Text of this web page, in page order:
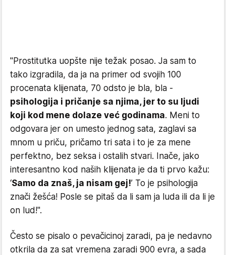
"Prostitutka uopšte nije težak posao. Ja sam to
tako izgradila, da ja na primer od svojih 100
procenata klijenata, 70 odsto je bla, bla -
psihologija i pričanje sa njima, jer to su ljudi
koji kod mene dolaze već godinama. Meni to
odgovara jer on umesto jednog sata, zaglavi sa
mnom u priču, pričamo tri sata i to je za mene
perfektno, bez seksa i ostalih stvari. Inače, jako
interesantno kod naših klijenata je da ti prvo kažu:
‘Samo da znaš, ja nisam gej!’ To je psihologija
znači žešća! Posle se pitaš da li sam ja luda ili da li je
on lud!".
Često se pisalo o pevačicinoj zaradi, pa je nedavno
otkrila da za sat vremena zaradi 900 evra, a sada